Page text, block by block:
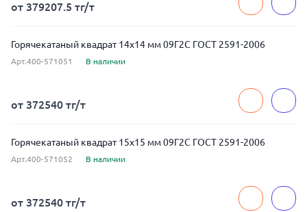
от 379207.5 тг/т
Горячекатаный квадрат 14x14 мм 09Г2С ГОСТ 2591-2006
Арт.400-571051 В наличии
от 372540 тг/т
Горячекатаный квадрат 15x15 мм 09Г2С ГОСТ 2591-2006
Арт.400-571052 В наличии
от 372540 тг/т